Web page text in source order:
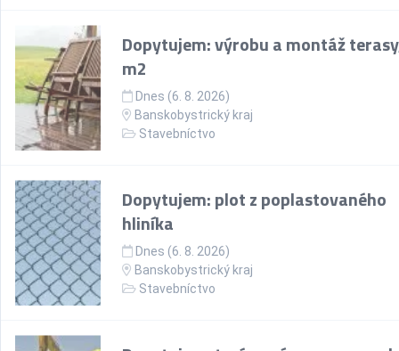
Dopytujem: výrobu a montáž
m2
Dnes (6. 8. 2026)
Banskobystrický kraj
Stavebníctvo
Dopytujem: plot z poplastovaného
hliníka
Dnes (6. 8. 2026)
Banskobystrický kraj
Stavebníctvo